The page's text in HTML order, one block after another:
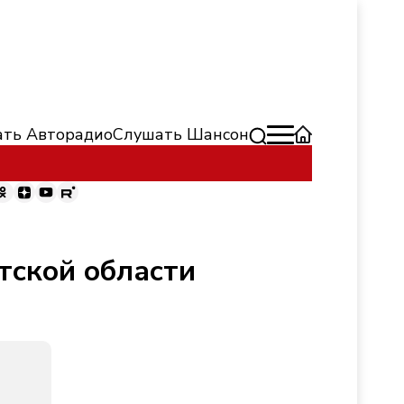
АвторадиоСлушать Шансон
области